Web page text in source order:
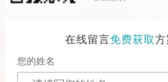
在线留言免费获取
您的姓名